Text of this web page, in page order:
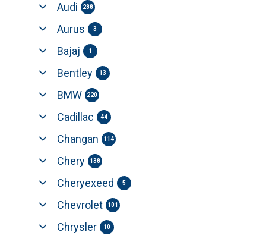
Audi 288
Aurus 3
Bajaj 1
Bentley 13
BMW 220
Cadillac 44
Changan 114
Chery 138
Cheryexeed 5
Chevrolet 101
Chrysler 10